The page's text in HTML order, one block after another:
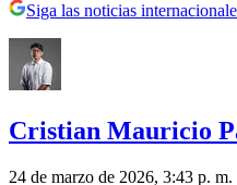
Siga las noticias
Cristian Mauricio
24 de marzo de 2026, 3:43 p. m.